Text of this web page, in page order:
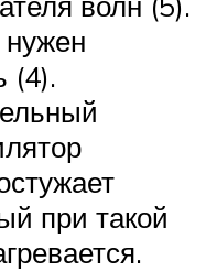
(4).
при такой